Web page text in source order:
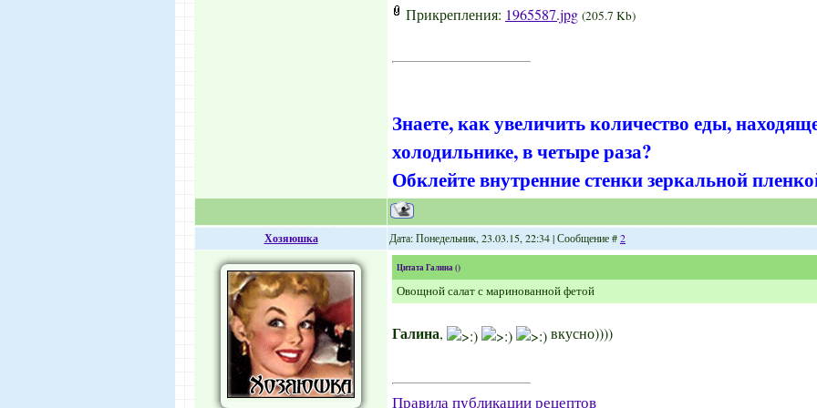
Прикрепления: 1965587.jpg (205.7 Kb)
Знаете, как увеличить количество еды,
холодильнике, в четыре раза?
Обклейте внутренние стенки зеркальной
Хозяюшка Дата: Понедельник, 23.03.15, 22:34 | Сообщение #2
ЦитатаГалина()
Овощной салат с маринованной фетой
Галина, вкусно))))
Правила публикации рецептов